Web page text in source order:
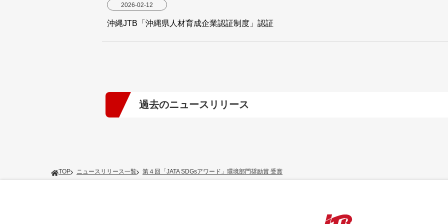
2026-02-12
沖縄JTB「沖縄県人材育成企業認証制度」認証
過去のニュースリリース
2024年(10)
TOP ニュースリリース一覧 第４回「JATA SDGsアワード」環境部門奨励賞 受賞